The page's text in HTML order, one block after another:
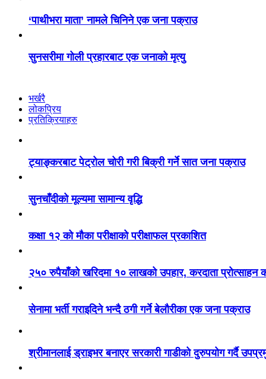
‘पाथीभरा माता’ नामले चिनिने एक जना पक्राउ
सुनसरीमा गोली प्रहारबाट एक जनाको मृत्यु
भर्खरै
लोकप्रिय
प्रतिक्रियाहरु
ट्याङ्करबाट पेट्रोल चोरी गरी बिक्री गर्ने सात जना पक्राउ
सुनचाँदीको मूल्यमा सामान्य वृद्धि
कक्षा १२ को मौका परीक्षाको परीक्षाफल प्रकाशित
२५० रुपैयाँको खरिदमा १० लाखको उपहार, करदाता प्रोत्साहन
सेनामा भर्ती गराइदिने भन्दै ठगी गर्ने बेलौरीका एक जना पक्राउ
श्रीमानलाई ड्राइभर बनाएर सरकारी गाडीको दुरुपयोग गर्दै